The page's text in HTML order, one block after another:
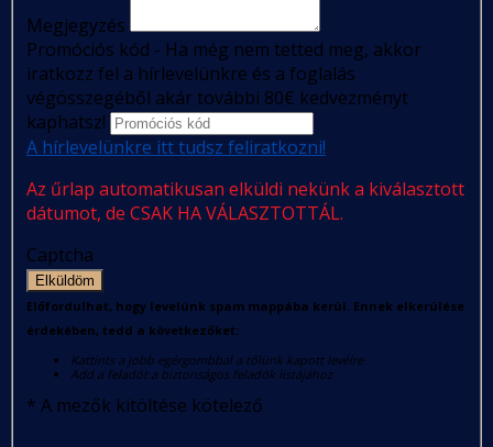
Megjegyzés
Promóciós kód - Ha még nem tetted meg, akkor
iratkozz fel a hírlevelünkre és a foglalás
végösszegéből akár további 80€ kedvezményt
kaphatsz!
A hírlevelünkre itt tudsz feliratkozni!
Az űrlap automatikusan elküldi nekünk a kiválasztott
dátumot, de CSAK HA VÁLASZTOTTÁL.
Captcha
Elküldöm
Előfordulhat, hogy levelünk spam mappába kerül. Ennek elkerülése
érdekében, tedd a következőket:
Kattints a jobb egérgombbal a tőlünk kapott levélre
Add a feladót a biztonságos feladók listájához
* A mezők kitöltése kötelező